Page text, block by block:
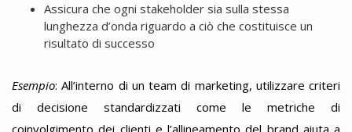
Assicura che ogni stakeholder sia sulla stessa
lunghezza d’onda riguardo a ciò che costituisce un
risultato di successo
Esempio: All’interno di un team di marketing, utilizzare criteri
di decisione standardizzati come le metriche di
coinvolgimento dei clienti e l’allineamento del brand aiuta a